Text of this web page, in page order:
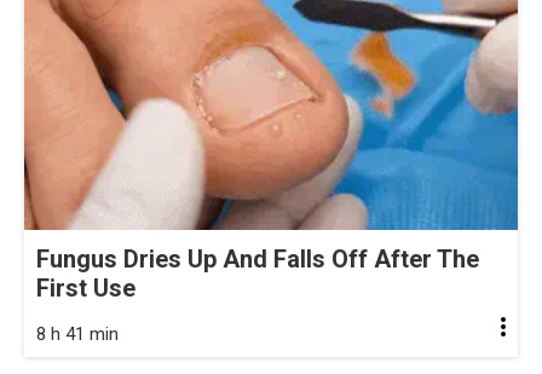
Fungus Dries Up And Falls Off After The
First Use
8 h 41 min